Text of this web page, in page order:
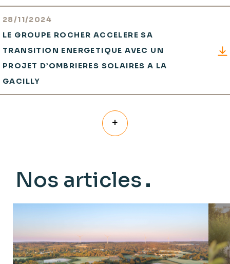
28/11/2024
LE GROUPE ROCHER ACCELERE SA
TRANSITION ENERGETIQUE AVEC UN
PROJET D’OMBRIERES SOLAIRES A LA
GACILLY
+
Nos articles